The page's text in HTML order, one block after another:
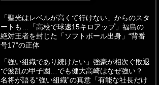
「聖光はレベルが高くて行けない」からのスタ
ートも…「高校で球速15キロアップ」福島の
絶対王者を封じた「ソフトボール出身」“背番
号17”の正体
「強い組織であり続けたい」強豪が相次ぐ敗退
で波乱の甲子園…でも健大高崎はなぜ強い？
名将が語る“強い組織”の真意「有能な社長だけ